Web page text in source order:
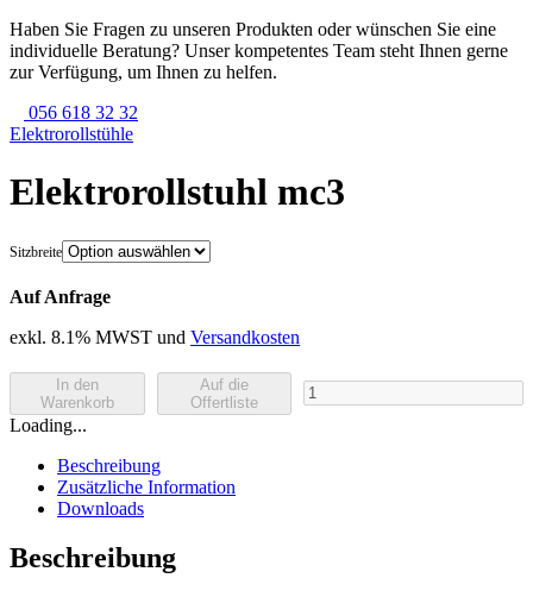
Haben Sie Fragen zu unseren Produkten oder wünschen Sie eine
individuelle Beratung? Unser kompetentes Team steht Ihnen gerne
zur Verfügung, um Ihnen zu helfen.
056 618 32 32
Elektro­rollstühle
Elektrorollstuhl mc3
Sitzbreite
Auf Anfrage
exkl. 8.1% MWST und Versandkosten
In den
Warenkorb
Auf die
Offertliste
Elektrorollstuhl
mc3
Loading...
Beschreibung
Zusätzliche Information
Downloads
Beschreibung